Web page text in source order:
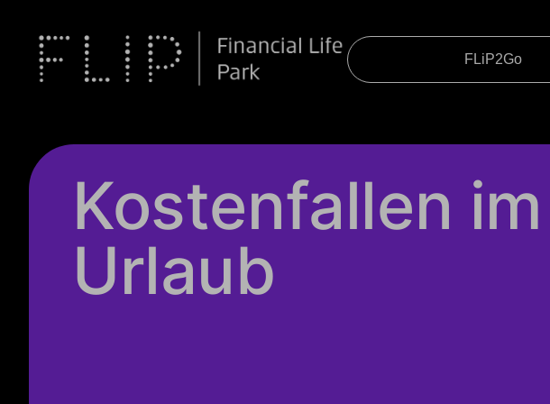
FLiP2Go
Kostenfallen im
Urlaub